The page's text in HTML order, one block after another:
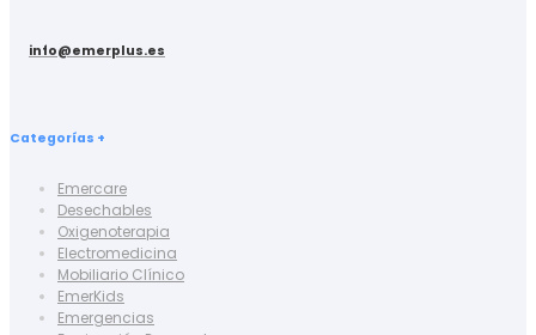
info@emerplus.es
Categorías +
Emercare
Desechables
Oxigenoterapia
Electromedicina
Mobiliario Clínico
EmerKids
Emergencias